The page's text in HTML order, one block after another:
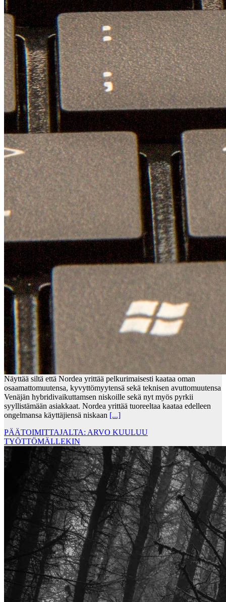
Näyttää siltä että Nordea yrittää pelkurimaisesti kaataa oman
osaamattomuutensa, kyvyttömyytensä sekä teknisen avuttomuutensa
Venäjän hybridivaikuttamsen niskoille sekä nyt myös pyrkii
syyllistämään asiakkaat. Nordea yrittää tuoreeltaa kaataa edelleen
ongelmansa käyttäjiensä niskaan [...]
PÄÄTOIMITTAJALTA: ARVO KUULUU
TYÖTTÖMÄLLEKIN